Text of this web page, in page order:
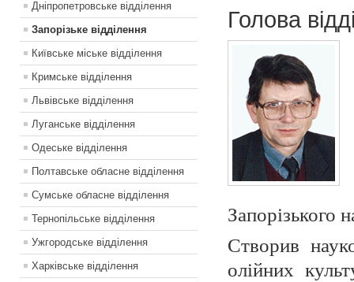
Дніпропетровське відділення
Запорізьке відділення
Київське міське відділення
Кримське відділення
Львівське відділення
Луганське відділення
Одеське відділення
Полтавське обласне відділення
Сумське обласне відділення
Тернопільське відділення
Ужгородське відділення
Харківське відділення
Голова
Запорізького
Створив
олійних